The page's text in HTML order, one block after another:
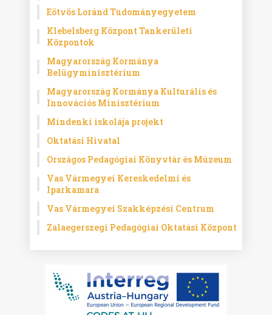
Eötvös Loránd Tudományegyetem
Klebelsberg Központ Tankerületi
Központok
Magyarország Kormánya
Belügyminisztérium
Magyarország Kormánya Kulturális és
Innovációs Minisztérium
Mindenki iskolája projekt
Oktatási Hivatal
Országos Pedagógiai Könyvtár és Múzeum
Vas Vármegyei Kereskedelmi és
Iparkamara
Vas Vármegyei Szakképzési Centrum
Zalaegerszegi Pedagógiai Oktatási Központ